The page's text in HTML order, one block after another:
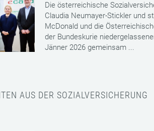
Die österreichische
Claudia Neumayer-Stickler und
McDonald und die
der Bundeskurie
Jänner 2026 gemeinsam ...
AUS DER SOZIALVERSICHERUNG